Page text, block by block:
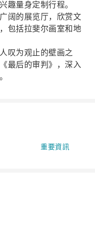
趣量身定制行程。
阔的展览厅，欣赏文
包括拉斐尔画室和地
叹为观止的壁画之
最后的审判》，深入
重要資訊